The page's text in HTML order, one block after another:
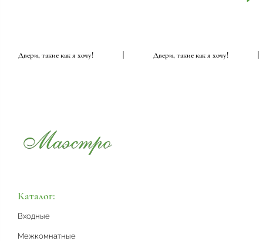
Двери, такие как я хочу! Двери, такие как я хочу!
Каталог:
Входные
Межкомнатные